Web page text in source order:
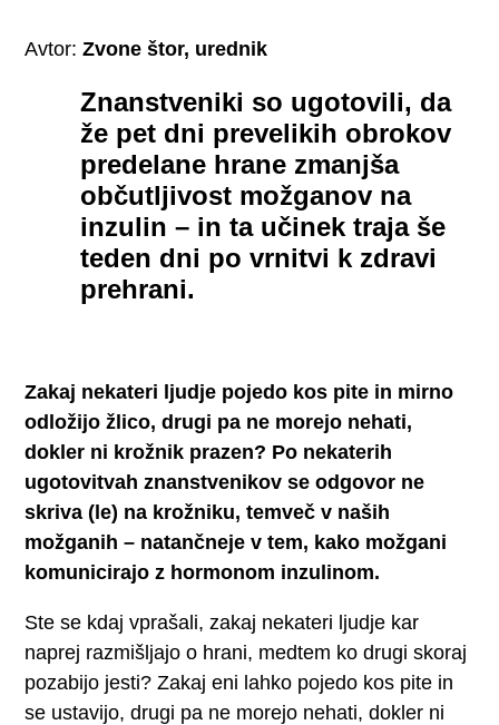
Avtor:Zvone štor, urednik
Znanstveniki so ugotovili, da
že pet dni prevelikih obrokov
predelane hrane zmanjša
občutljivost možganov na
inzulin – in ta učinek traja še
teden dni po vrnitvi k zdravi
prehrani.
Zakaj nekateri ljudje pojedo kos pite in mirno
odložijo žlico, drugi pa ne morejo nehati,
dokler ni krožnik prazen? Po nekaterih
ugotovitvah znanstvenikov se odgovor ne
skriva (le) na krožniku, temveč v naših
možganih – natančneje v tem, kako možgani
komunicirajo z hormonom inzulinom.
Ste se kdaj vprašali, zakaj nekateri ljudje kar
naprej razmišljajo o hrani, medtem ko drugi skoraj
pozabijo jesti? Zakaj eni lahko pojedo kos pite in
se ustavijo, drugi pa ne morejo nehati, dokler ni